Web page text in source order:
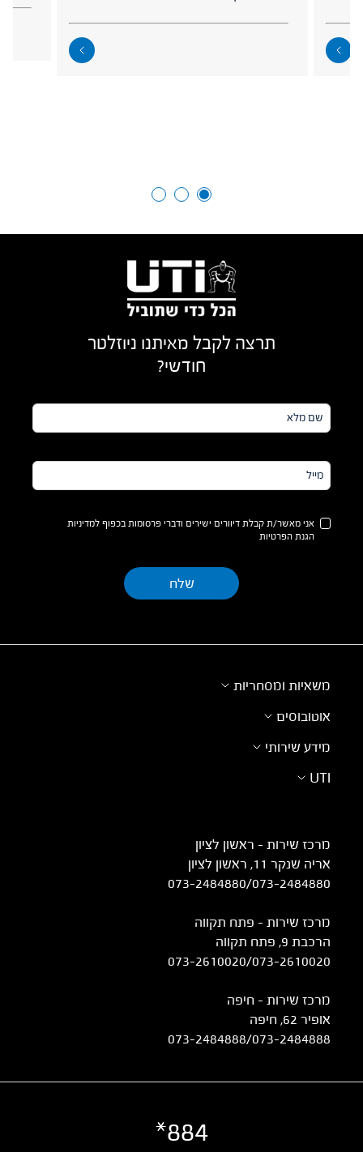
תרצה לקבל מאיתנו ניוזלטר
חודשי?
שם
מלא*
מייל*
אני מאשר/ת קבלת דיוורים ישירים ודברי פרסומות בכפוף למדיניות
הגנת הפרטיות
משאיות ומסחריות
אוטובוסים
מידע שירותי
UTI
מרכז שירות – ראשון לציון
אריה שנקר 11, ראשון לציון
073-2484880/073-2484880
מרכז שירות – פתח תקווה
הרכבת 9, פתח תקווה
073-2610020/073-2610020
מרכז שירות - חיפה
אופיר 62, חיפה
073-2484888/073-2484888
884*